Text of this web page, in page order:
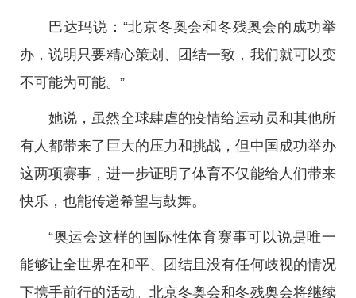
巴达玛说：“北京冬奥会和冬残奥会的成功举
办，说明只要精心策划、团结一致，我们就可以变
不可能为可能。”
她说，虽然全球肆虐的疫情给运动员和其他所
有人都带来了巨大的压力和挑战，但中国成功举办
这两项赛事，进一步证明了体育不仅能给人们带来
快乐，也能传递希望与鼓舞。
“奥运会这样的国际性体育赛事可以说是唯一
能够让全世界在和平、团结且没有任何歧视的情况
下携手前行的活动。北京冬奥会和冬残奥会将继续